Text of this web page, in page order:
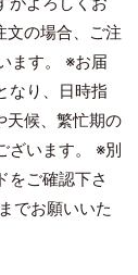
文の場合、ご注
ます。 ※お届
なり、日時指
天候、繁忙期の
ざいます。 ※別
をご確認下さ
でお願いいた